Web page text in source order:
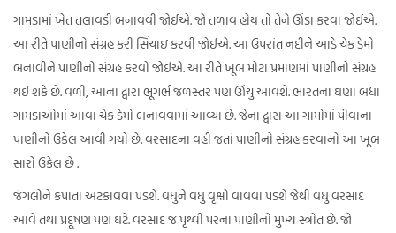
ગામડામાં ખેત તલાવડી બનાવવી જોઈએ. જો તળાવ હોય તો તેને ઊંડા કરવા જોઈએ.
આ રીતે પાણીનો સંગ્રહ કરી સિંચાઇ કરવી જોઈએ. આ ઉપરાંત નદીને આડે ચેક ડેમો
બનાવીને પાણીનો સંગ્રહ કરવો જોઈએ. આ રીતે ખૂબ મોટા પ્રમાણમાં પાણીનો સંગ્રહ
થઈ શકે છે. વળી, આના દ્વારા ભૂગર્ભ જળસ્તર પણ ઊંચું આવશે. ભારતના ઘણા બધા
ગામડાઓમાં આવા ચેક ડેમો બનાવવામાં આવ્યા છે. જેના દ્વારા આ ગામોમાં પીવાના
પાણીનો ઉકેલ આવી ગયો છે. વરસાદના વહી જતાં પાણીનો સંગ્રહ કરવાનો આ ખૂબ
સારો ઉકેલ છે .
જંગલોને કપાતા અટકાવવા પડશે. વધુને વધુ વૃક્ષો વાવવા પડશે જેથી વધુ વરસાદ
આવે તથા પ્રદૂષણ પણ ઘટે. વરસાદ જ પૃથ્વી પરના પાણીનો મુખ્ય સ્ત્રોત છે. જો